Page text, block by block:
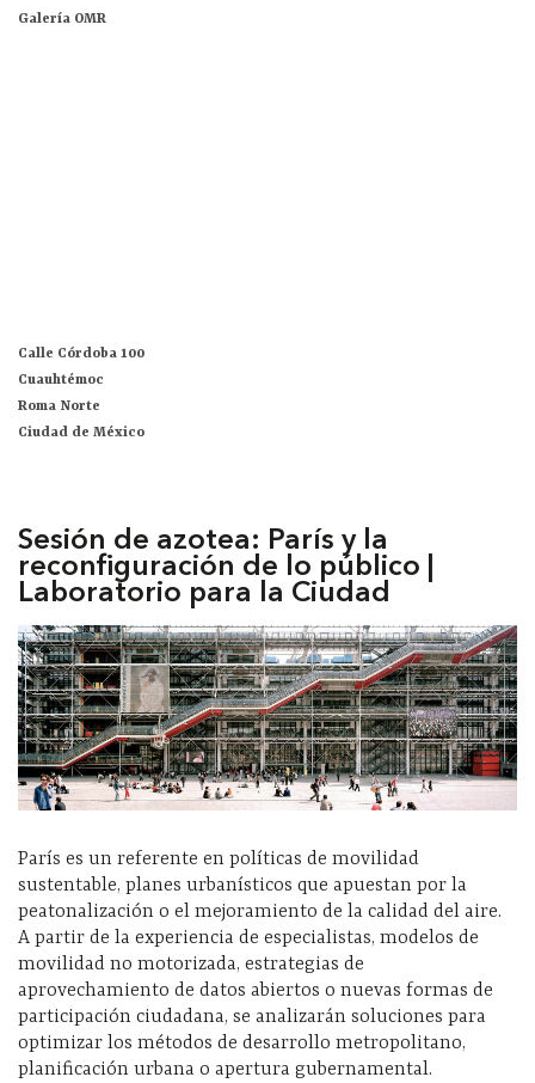
Galería OMR
Calle Córdoba 100
Cuauhtémoc
Roma Norte
Ciudad de México
Sesión de azotea: París y la
reconfiguración de lo público |
Laboratorio para la Ciudad
París es un referente en políticas de movilidad
sustentable, planes urbanísticos que apuestan por la
peatonalización o el mejoramiento de la calidad del aire.
A partir de la experiencia de especialistas, modelos de
movilidad no motorizada, estrategias de
aprovechamiento de datos abiertos o nuevas formas de
participación ciudadana, se analizarán soluciones para
optimizar los métodos de desarrollo metropolitano,
planificación urbana o apertura gubernamental.